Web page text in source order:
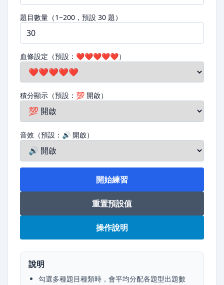
題目數量（1~200，預設 30 題）
血條設定（預設：❤️❤️❤️❤️❤️）
積分顯示（預設：💯 開啟）
音效（預設：🔊 開啟）
開始練習
重置預設值
操作說明
說明
勾選多種題目種類時，會平均分配各題型出題數